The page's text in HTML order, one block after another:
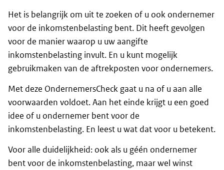
Het is belangrijk om uit te zoeken of u ook ondernemer
voor de inkomstenbelasting bent. Dit heeft gevolgen
voor de manier waarop u uw aangifte
inkomstenbelasting invult. En u kunt mogelijk
gebruikmaken van de aftrekposten voor ondernemers.
Met deze OndernemersCheck gaat u na of u aan alle
voorwaarden voldoet. Aan het einde krijgt u een goed
idee of u ondernemer bent voor de
inkomstenbelasting. En leest u wat dat voor u betekent.
Voor alle duidelijkheid: ook als u géén ondernemer
bent voor de inkomstenbelasting, maar wel winst